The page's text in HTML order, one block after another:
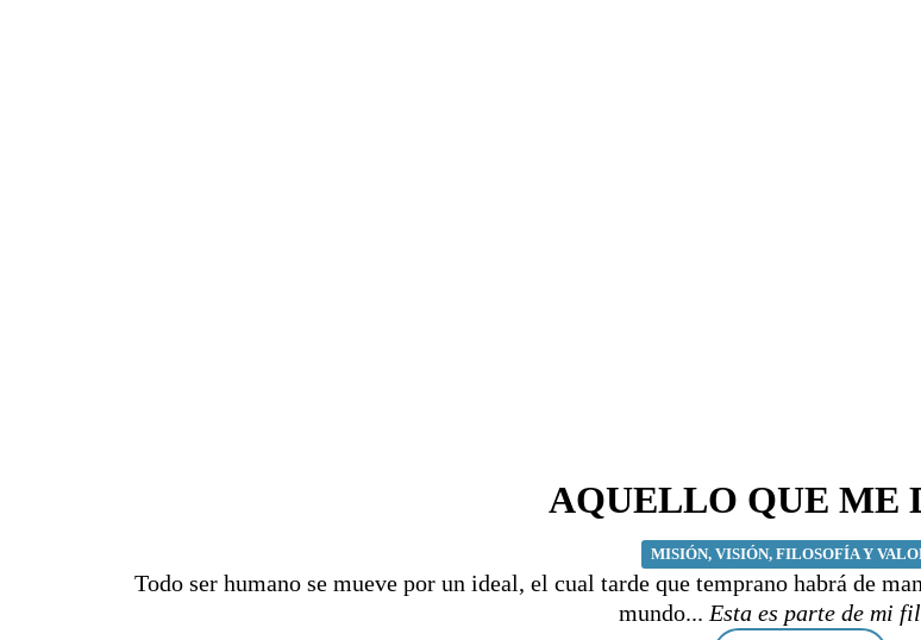
AQUELLO QUE ME
MISIÓN, VISIÓN, FILOSOFÍA Y
Todo ser humano se mueve por un ideal, el cual tarde que temprano habrá de
mundo... Esta es parte de mi